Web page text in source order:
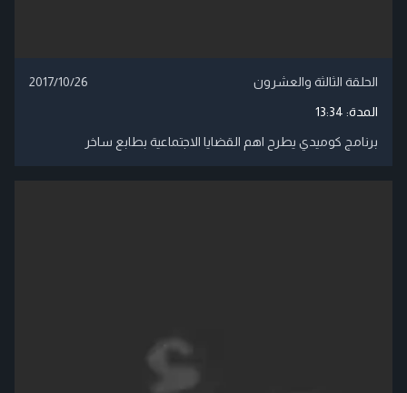
الحلقة الثالثة والعشرون 2017/10/26
المدة: 13:34
برنامج كوميدي يطرح اهم القضايا الاجتماعية بطابع ساخر